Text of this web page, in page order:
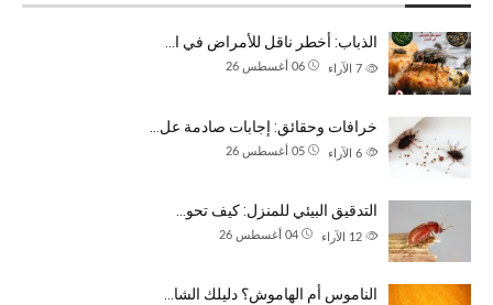
الذباب: أخطر ناقل للأمراض في ا…
06 أغسطس 26 الآراء
خرافات وحقائق: إجابات صادمة عل…
05 أغسطس 26 الآراء
التدقيق البيئي للمنزل: كيف تحو…
04 أغسطس 26 الآراء
الناموس أم الهاموش؟ دليلك الشا…